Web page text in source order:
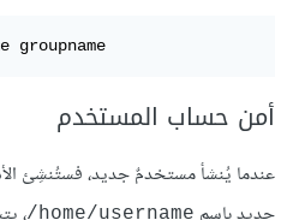
groupname
أمن حساب المستخدم
عندما يُنشأ مستخدمٌ جديد، فستُنشِئ
/home/username